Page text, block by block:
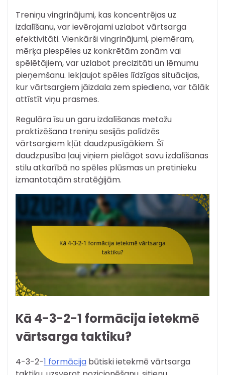
Treniņu vingrinājumi, kas koncentrējas uz
izdalīšanu, var ievērojami uzlabot vārtsarga
efektivitāti. Vienkārši vingrinājumi, piemēram,
mērķa piespēles uz konkrētām zonām vai
spēlētājiem, var uzlabot precizitāti un lēmumu
pieņemšanu. Iekļaujot spēles līdzīgas situācijas,
kur vārtsargiem jāizdala zem spiediena, var tālāk
attīstīt viņu prasmes.
Regulāra īsu un garu izdalīšanas metožu
praktizēšana treniņu sesijās palīdzēs
vārtsargiem kļūt daudzpusīgākiem. Šī
daudzpusība ļauj viņiem pielāgot savu izdalīšanas
stilu atkarībā no spēles plūsmas un pretinieku
izmantotajām stratēģijām.
Kā 4-3-2-1 formācija ietekmē
vārtsarga taktiku?
4-3-2-1 formācija būtiski ietekmē vārtsarga